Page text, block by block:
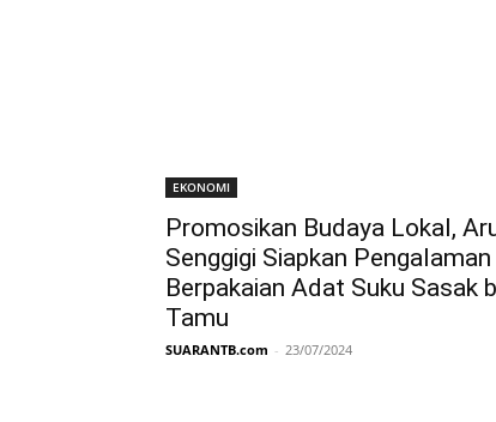
EKONOMI
Promosikan Budaya Lokal,
Senggigi Siapkan Pengalaman
Berpakaian Adat Suku Sasak
Tamu
SUARANTB.com - 23/07/2024